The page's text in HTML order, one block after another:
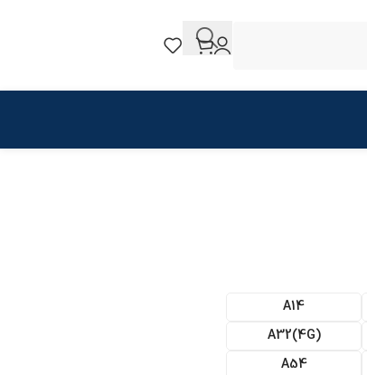
A14
(A32(4G
A54